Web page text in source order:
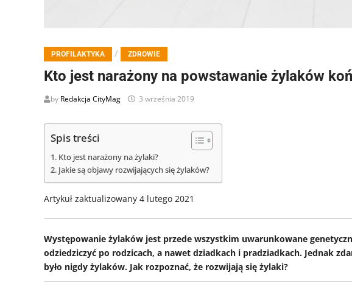
PROFILAKTYKA / ZDROWIE
Kto jest narażony na powstawanie żylaków
by Redakcja CityMag 3 września 2019
Spis treści
Kto jest narażony na żylaki?
Jakie są objawy rozwijających się żylaków?
Artykuł zaktualizowany 4 lutego 2021
Występowanie żylaków jest przede wszystkim uwarunkowane
odziedziczyć po rodzicach, a nawet dziadkach i pradziadkach. Jednak
było nigdy żylaków. Jak rozpoznać, że rozwijają się żylaki?